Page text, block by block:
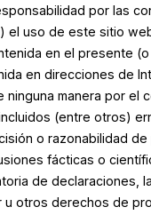
por las
el uso de este sitio
en el presente
en direcciones de
ninguna manera por el
(entre otros)
o razonabilidad de
fácticas o
de declaraciones,
u otros derechos de